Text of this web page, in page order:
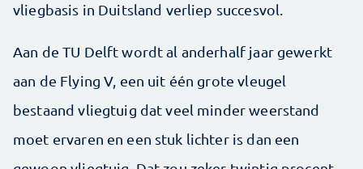
vliegbasis in Duitsland verliep succesvol.
Aan de TU Delft wordt al anderhalf jaar gewerkt
aan de Flying V, een uit één grote vleugel
bestaand vliegtuig dat veel minder weerstand
moet ervaren en een stuk lichter is dan een